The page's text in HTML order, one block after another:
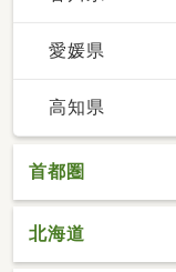
愛媛県
高知県
首都圏
北海道